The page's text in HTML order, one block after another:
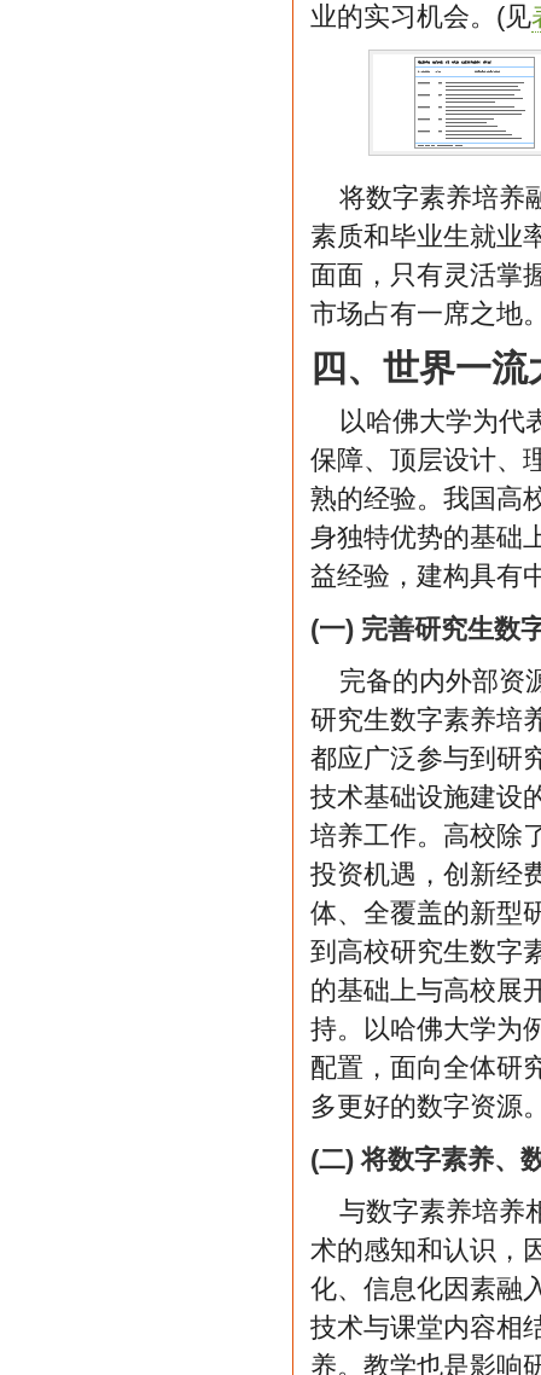
业的实习机会。(见
将数字素养培养
素质和毕业生就业
面面，只有灵活掌
市场占有一席之地
四、世界一
以哈佛大学为代
保障、顶层设计、
熟的经验。我国高
身独特优势的基础
益经验，建构具有
(一) 完善研究生数
完备的内外部资
研究生数字素养培
都应广泛参与到研
技术基础设施建设
培养工作。高校除
投资机遇，创新经
体、全覆盖的新型
到高校研究生数字
的基础上与高校展
持。以哈佛大学为
配置，面向全体研
多更好的数字资源
(二) 将数字素养、
与数字素养培养
术的感知和认识，
化、信息化因素融
技术与课堂内容相
养。教学也是影响